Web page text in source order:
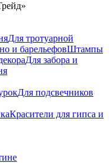
Для тротуарной
и барельефовШтампы
Для забора и
Для подсвечников
Красители для гипса и